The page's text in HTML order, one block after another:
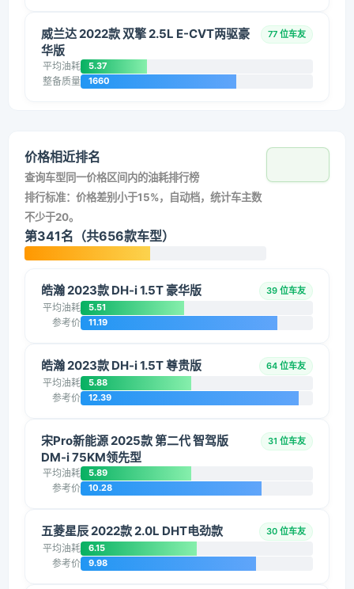
威兰达 2022款 双擎 2.5L E-CVT两驱豪
华版
77 位车友
平均油耗 5.37
整备质量 1660
价格相近排名
查询车型同一价格区间内的油耗排行榜
排行标准：价格差别小于15%，自动档，统计车主数
不少于20。
第341名（共656款车型）
皓瀚 2023款 DH-i 1.5T 豪华版 39 位车友
平均油耗 5.51
参考价 11.19
皓瀚 2023款 DH-i 1.5T 尊贵版 64 位车友
平均油耗 5.88
参考价 12.39
宋Pro新能源 2025款 第二代 智驾版
DM-i 75KM领先型
31 位车友
平均油耗 5.89
参考价 10.28
五菱星辰 2022款 2.0L DHT电劲款 30 位车友
平均油耗 6.15
参考价 9.98